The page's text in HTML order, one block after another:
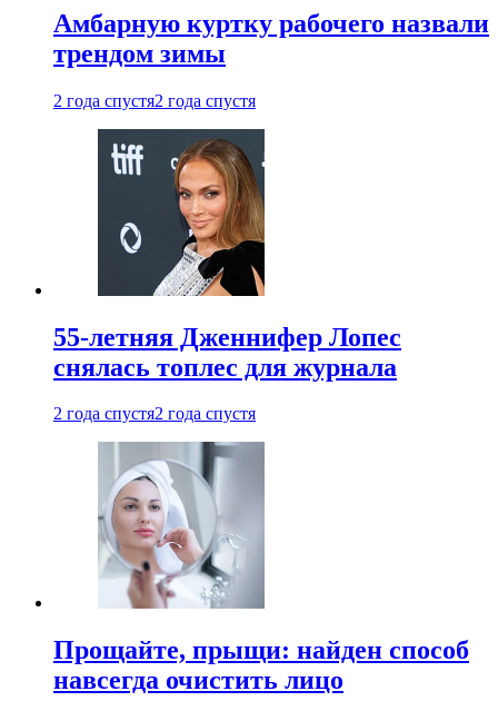
Амбарную куртку рабочего назвали
трендом зимы
2 года спустя2 года спустя
55-летняя Дженнифер Лопес
снялась топлес для журнала
2 года спустя2 года спустя
Прощайте, прыщи: найден способ
навсегда очистить лицо